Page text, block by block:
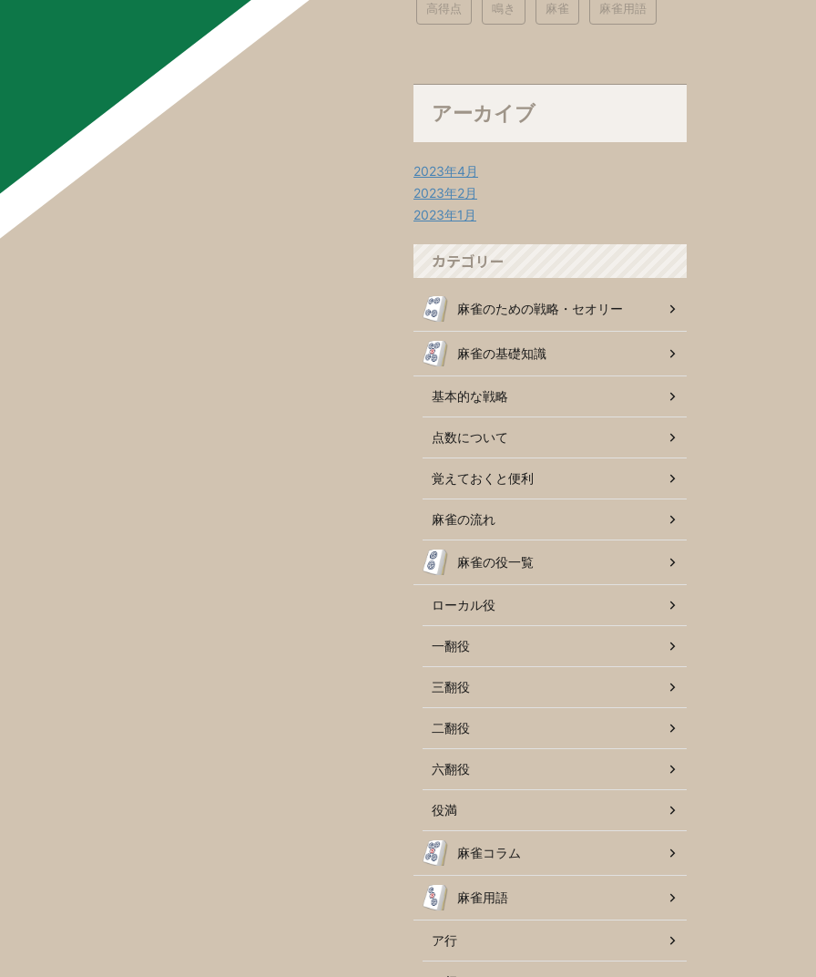
高得点 鳴き 麻雀 麻雀用語
アーカイブ
2023年4月
2023年2月
2023年1月
カテゴリー
麻雀のための戦略・セオリー
麻雀の基礎知識
基本的な戦略
点数について
覚えておくと便利
麻雀の流れ
麻雀の役一覧
ローカル役
一翻役
三翻役
二翻役
六翻役
役満
麻雀コラム
麻雀用語
ア行